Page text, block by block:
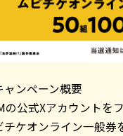
ンペーン概要
の公式Xアカウントを
チケオンライン一般券